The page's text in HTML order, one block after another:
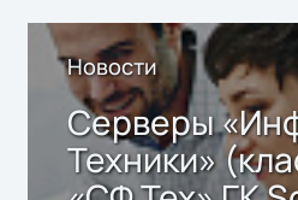
Новости
Серверы
Техники»